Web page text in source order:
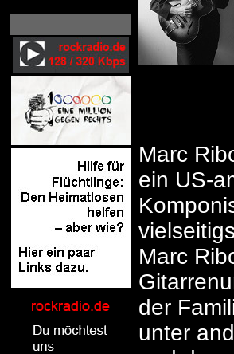
Marc
ein US-
Marc
der
unter